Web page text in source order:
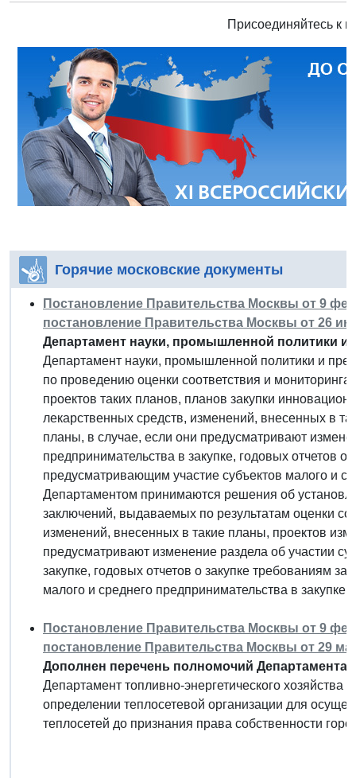
Присоединяйтесь к
Горячие московские документы
Постановление Правительства Москвы от 9
постановление Правительства Москвы от 26
Департамент науки, промышленной политики
Департамент науки, промышленной политики и
по проведению оценки соответствия и мониторинга
проектов таких планов, планов закупки
лекарственных средств, изменений, внесенных в
планы, в случае, если они предусматривают
предпринимательства в закупке, годовых отчетов о
предусматривающим участие субъектов малого и
Департаментом принимаются решения об
заключений, выдаваемых по результатам оценки
изменений, внесенных в такие планы, проектов
предусматривают изменение раздела об участии
закупке, годовых отчетов о закупке требованиям
малого и среднего предпринимательства в закупке.
Постановление Правительства Москвы от 9
постановление Правительства Москвы от 29
Дополнен перечень полномочий Департамента
Департамент топливно-энергетического
определении теплосетевой организации для
теплосетей до признания права собственности